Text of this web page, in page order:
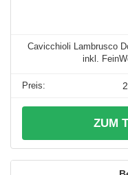
Cavicchioli Lambrusco
inkl.
ZUM